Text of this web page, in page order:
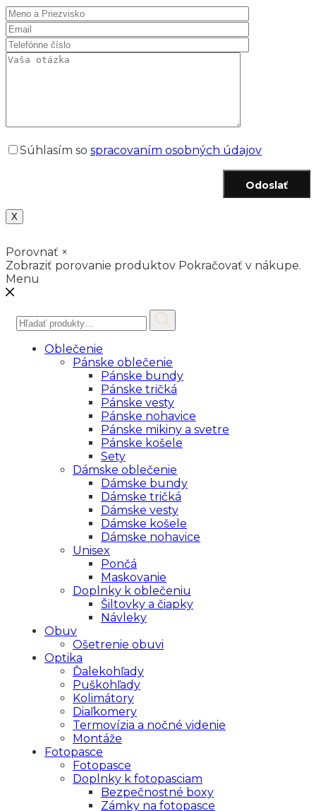
Súhlasím so spracovaním osobných údajov
Odoslať
X
Porovnať ×
Zobraziť porovanie produktov Pokračovať v nákupe.
Menu
Hľadať:
Oblečenie
Pánske oblečenie
Pánske bundy
Pánske tričká
Pánske vesty
Pánske nohavice
Pánske mikiny a svetre
Pánske košele
Sety
Dámske oblečenie
Dámske bundy
Dámske tričká
Dámske vesty
Dámske košele
Dámske nohavice
Unisex
Pončá
Maskovanie
Doplnky k oblečeniu
Šiltovky a čiapky
Návleky
Obuv
Ošetrenie obuvi
Optika
Ďalekohľady
Puškohľady
Kolimátory
Diaľkomery
Termovízia a nočné videnie
Montáže
Fotopasce
Fotopasce
Doplnky k fotopasciam
Bezpečnostné boxy
Zámky na fotopasce